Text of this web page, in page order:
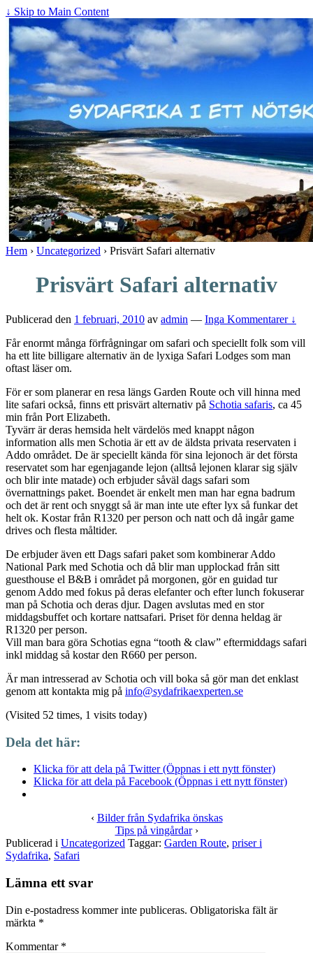
↓ Skip to Main Content
Hem › Uncategorized › Prisvärt Safari alternativ
Prisvärt Safari alternativ
Publicerad den 1 februari, 2010 av admin — Inga Kommentarer ↓
Får enormt många förfrågningar om safari och speciellt folk som vill
ha ett lite billigare alternativ än de lyxiga Safari Lodges som man
oftast läser om.
För er som planerar en resa längs Garden Route och vill hinna med
lite safari också, finns ett prisvärt alternativ på Schotia safaris, ca 45
min från Port Elizabeth.
Tyvärr är deras hemsida helt värdelös med knappt någon
information alls men Schotia är ett av de äldsta privata reservaten i
Addo området. De är speciellt kända för sina lejonoch är det första
reservatet som har egenjagande lejon (alltså lejonen klarar sig själv
och blir inte matade) och erbjuder såväl dags safari som
övernattnings paket. Boendet är enkelt men man har egna badrum
och det är rent och snyggt så är man inte ute efter lyx så funkar det
helt ok. Kostar från R1320 per person och natt och då ingår game
drives och flesta måltider.
De erbjuder även ett Dags safari paket som kombinerar Addo
National Park med Schotia och då blir man upplockad från sitt
guesthouse el B&B i området på morgonen, gör en guidad tur
genom Addo med fokus på deras elefanter och efter lunch fokuserar
man på Schotia och deras djur. Dagen avslutas med en stor
middagsbuffet och kortare nattsafari. Priset för denna heldag är
R1320 per person.
Vill man bara göra Schotias egna “tooth & claw” eftermiddags safari
inkl middag så kostar den R660 per person.
Är man intresserad av Schotia och vill boka så gör man det enklast
genom att kontakta mig på info@sydafrikaexperten.se
(Visited 52 times, 1 visits today)
Dela det här:
Klicka för att dela på Twitter (Öppnas i ett nytt fönster)
Klicka för att dela på Facebook (Öppnas i ett nytt fönster)
‹ Bilder från Sydafrika önskas
Tips på vingårdar›
Publicerad i Uncategorized Taggar: Garden Route, priser i
Sydafrika, Safari
Lämna ett svar
Din e-postadress kommer inte publiceras. Obligatoriska fält är
märkta *
Kommentar *